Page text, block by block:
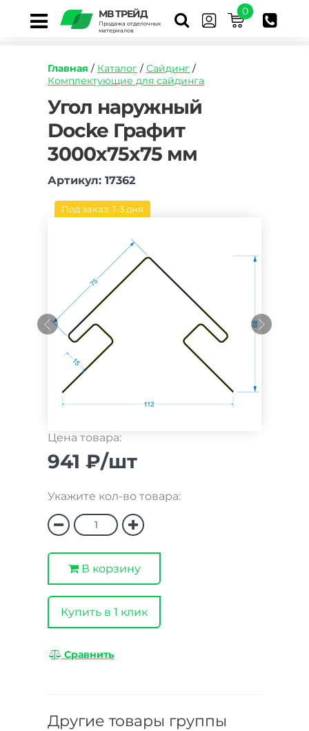
МВ ТРЕЙД
Продажа отделочных
материалов
0
Главная / Каталог / Сайдинг /
Комплектующие для сайдинга
https://mvtrade.ru/images/id/normal/ugol-
naruzhnyy-
docke-
grafit-
3000-
Угол наружный
Docke Графит
3000х75х75 мм
Артикул: 17362
Под заказ: 1-3 дня
Цена товара:
941 ₽/шт
Укажите кол-во товара:
В корзину
Купить в 1 клик
Сравнить
Другие товары группы